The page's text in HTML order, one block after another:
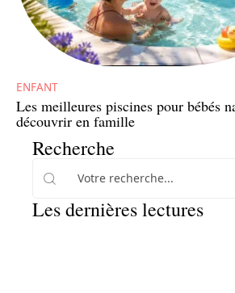
ENFANT
Les meilleures piscines pour bébés
découvrir en famille
Recherche
Les dernières lectures